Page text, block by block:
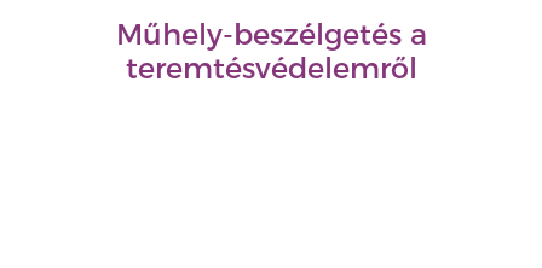
Műhely-beszélgetés a
teremtésvédelemről